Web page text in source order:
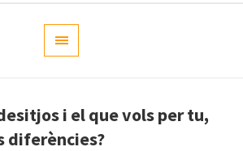
i el que vols per tu,
diferències?